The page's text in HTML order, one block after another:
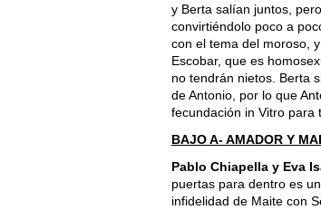
y Berta salían juntos,
convirtiéndolo poco a
con el tema del moroso,
Escobar, que es
no tendrán nietos. Berta
de Antonio, por lo que
fecundación in Vitro para
BAJO A- AMADOR Y
Pablo Chiapella y Eva
puertas para dentro es
infidelidad de Maite con